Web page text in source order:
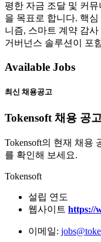
평한 자금 조달 및 커
을 목표로 합니다. 핵
니즘, 스마트 계약 감
거버넌스 솔루션이 포
Available Jobs
최신 채용공고
Tokensoft 채용 공
Tokensoft의 현재 채용
를 확인해 보세요.
Tokensoft
설립 연도
웹사이트 https://
이메일: